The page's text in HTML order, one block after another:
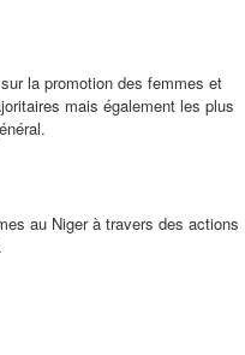
la promotion des femmes et
mais également les plus
au Niger à travers des actions